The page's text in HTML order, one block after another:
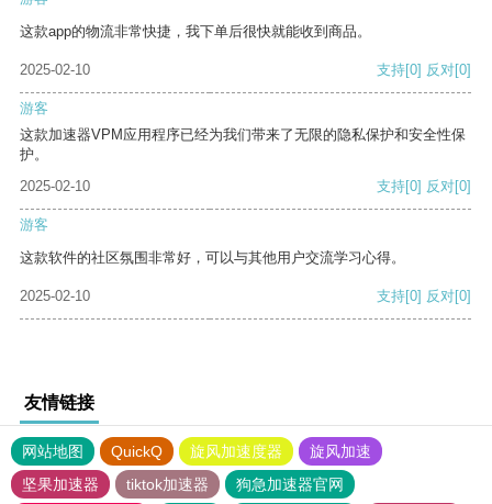
这款app的物流非常快捷，我下单后很快就能收到商品。
2025-02-10 支持[0] 反对[0]
游客
这款加速器VPM应用程序已经为我们带来了无限的隐私保护和安全性保
护。
2025-02-10
支持[0] 反对[0]
游客
这款软件的社区氛围非常好，可以与其他用户交流学习心得。
2025-02-10 支持[0] 反对[0]
友情链接
网站地图 QuickQ 旋风加速度器
旋风加速
坚果加速器
tiktok加速器 狗急加速器官网